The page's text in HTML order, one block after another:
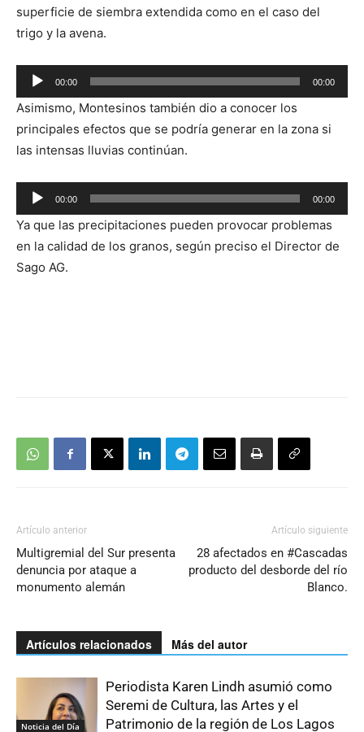
superficie de siembra extendida como en el caso del
trigo y la avena.
Reproductor
de
audio
00:00 00:00
Asimismo, Montesinos también dio a conocer los
principales efectos que se podría generar en la zona si
las intensas lluvias continúan.
Reproductor
de
audio
00:00 00:00
Ya que las precipitaciones pueden provocar problemas
en la calidad de los granos, según preciso el Director de
Sago AG.
Artículo anterior
Multigremial del Sur presenta
denuncia por ataque a
monumento alemán
Artículo siguiente
28 afectados en #Cascadas
producto del desborde del río
Blanco.
Artículos relacionados Más del autor
Noticia del Día
Periodista Karen Lindh asumió como
Seremi de Cultura, las Artes y el
Patrimonio de la región de Los Lagos